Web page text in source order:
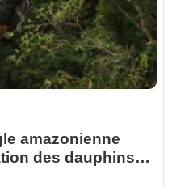
amazonienne
des dauphins